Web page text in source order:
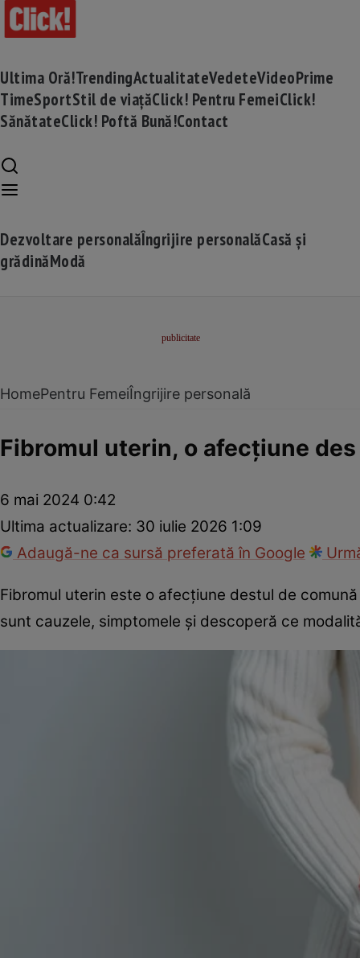
Ultima Oră!TrendingActualitateVedeteVideoPrime
TimeSportStil de viațăClick! Pentru FemeiClick!
SănătateClick! Poftă Bună!Contact
Dezvoltare personalăÎngrijire personalăCasă și
grădinăModă
HomePentru FemeiÎngrijire personală
Fibromul uterin, o afecțiune
6 mai 2024 0:42
Ultima actualizare: 30 iulie 2026 1:09
Adaugă-ne ca sursă preferată în Google
Fibromul uterin este o afecțiune destul de
sunt cauzele, simptomele și descoperă ce